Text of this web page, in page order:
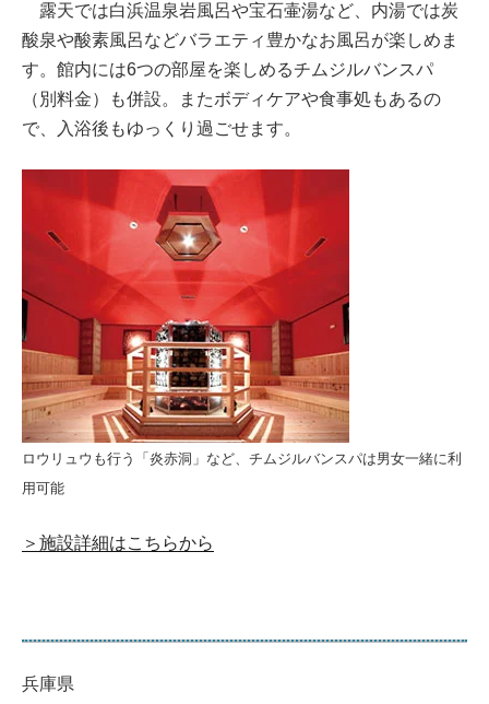
露天では白浜温泉岩風呂や宝石壷湯など、内湯では炭
酸泉や酸素風呂などバラエティ豊かなお風呂が楽しめま
す。館内には6つの部屋を楽しめるチムジルバンスパ
（別料金）も併設。またボディケアや食事処もあるの
で、入浴後もゆっくり過ごせます。
ロウリュウも行う「炎赤洞」など、チムジルバンスパは男女一緒に利
用可能
＞施設詳細はこちらから
兵庫県